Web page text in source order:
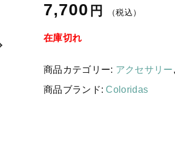
7,700 円 （税込）
在庫切れ
商品カテゴリー: アクセサリー,
商品ブランド:Coloridas
HINOKI（